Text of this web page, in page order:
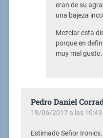
eran de su
una bajeza
Mezclar esta
porque en
muy mal gusto.
Pedro Daniel
19/06/2017 a las 10:43
Estimado Señor Ironics.